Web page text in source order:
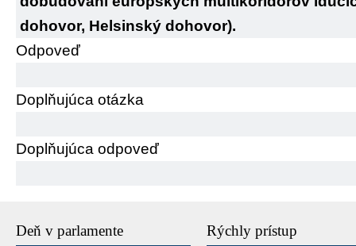
dohovor, Helsinský dohovor).
Odpoveď
Doplňujúca otázka
Doplňujúca odpoveď
Deň v parlamente Rýchly prístup